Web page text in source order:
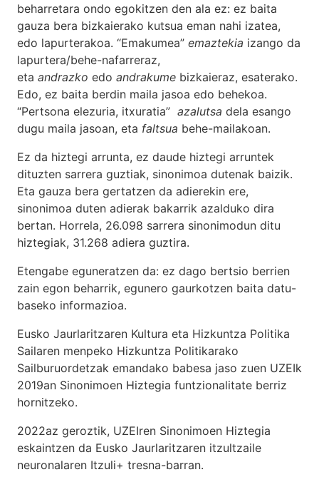
beharretara ondo egokitzen den ala ez: ez baita
gauza bera bizkaierako kutsua eman nahi izatea,
edo lapurterakoa. “Emakumea” emaztekia izango da
lapurtera/behe-nafarreraz,
eta andrazko edo andrakume bizkaieraz, esaterako.
Edo, ez baita berdin maila jasoa edo behekoa.
“Pertsona elezuria, itxuratia” azalutsa dela esango
dugu maila jasoan, eta faltsua behe-mailakoan.
Ez da hiztegi arrunta, ez daude hiztegi arruntek
dituzten sarrera guztiak, sinonimoa dutenak baizik.
Eta gauza bera gertatzen da adierekin ere,
sinonimoa duten adierak bakarrik azalduko dira
bertan. Horrela, 26.098 sarrera sinonimodun ditu
hiztegiak, 31.268 adiera guztira.
Etengabe eguneratzen da: ez dago bertsio berrien
zain egon beharrik, egunero gaurkotzen baita datu-
baseko informazioa.
Eusko Jaurlaritzaren Kultura eta Hizkuntza Politika
Sailaren menpeko Hizkuntza Politikarako
Sailburuordetzak emandako babesa jaso zuen UZEIk
2019an Sinonimoen Hiztegia funtzionalitate berriz
hornitzeko.
2022az geroztik, UZEIren Sinonimoen Hiztegia
eskaintzen da Eusko Jaurlaritzaren itzultzaile
neuronalaren Itzuli+ tresna-barran.